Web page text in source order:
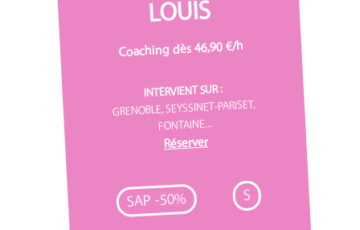
LOUIS
Coaching dès 46,90 €/h
INTERVIENT SUR :
GRENOBLE, SEYSSINET-PARISET,
FONTAINE...
Réserver
SAP -50% S